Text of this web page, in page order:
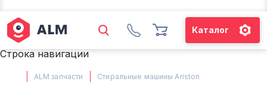
Каталог
М. ХАРЬКОВСКАЯ - ВТ-СБ, С
10-00 ДО 18-00
(063) 527 27 00
Строка навигации
ALM запчасти Стиральные машины Ariston